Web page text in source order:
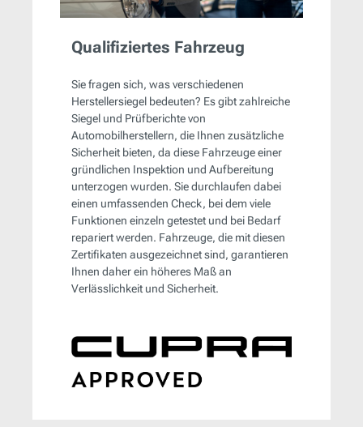
Qualifiziertes Fahrzeug
Sie fragen sich, was verschiedenen
Herstellersiegel bedeuten? Es gibt zahlreiche
Siegel und Prüfberichte von
Automobilherstellern, die Ihnen zusätzliche
Sicherheit bieten, da diese Fahrzeuge einer
gründlichen Inspektion und Aufbereitung
unterzogen wurden. Sie durchlaufen dabei
einen umfassenden Check, bei dem viele
Funktionen einzeln getestet und bei Bedarf
repariert werden. Fahrzeuge, die mit diesen
Zertifikaten ausgezeichnet sind, garantieren
Ihnen daher ein höheres Maß an
Verlässlichkeit und Sicherheit.